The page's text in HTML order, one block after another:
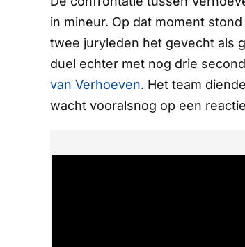
in mineur. Op dat moment
twee juryleden het gevecht als
duel echter met nog drie
van Verhoeven. Het team
wacht vooralsnog op een